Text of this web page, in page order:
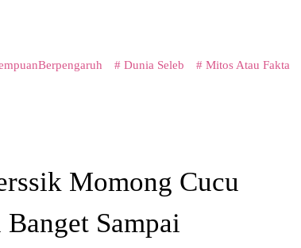
# Dunia Seleb # Mitos Atau Fakta
Momong Cucu
Sampai